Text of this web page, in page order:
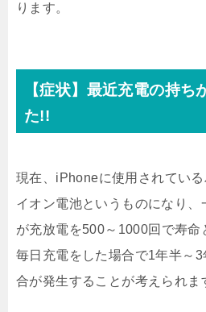
ります。
【症状】最近充電の持ち
た!!
現在、iPhoneに使用されてい
イオン電池というものになり
が充放電を500～1000回で寿命
毎日充電をした場合で1年半～
合が発生することが考えられま